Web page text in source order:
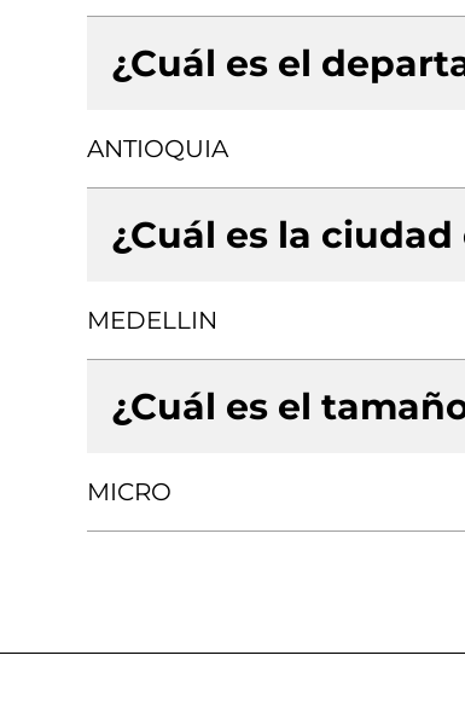
¿Cuál es el
ANTIOQUIA
¿Cuál es la
MEDELLIN
¿Cuál es el
MICRO